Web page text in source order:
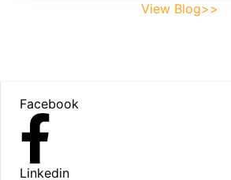
創作藝術。這種跨學科的方法豐富
重要性。參與如植樹或社區清理等
養環保習慣並為他們應對未來的環
索自然，激發好奇心和觀察力。製
身情感智力和韌性所需的工具。
View Blog>>
Facebook
Linkedin